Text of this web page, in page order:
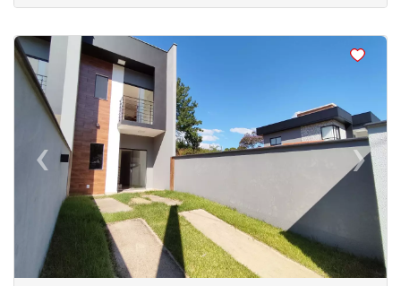
<<<<
‹Previous ›Next